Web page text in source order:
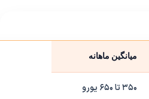
میانگین ماهانه
۳۵۰ تا ۶۵۰ یورو